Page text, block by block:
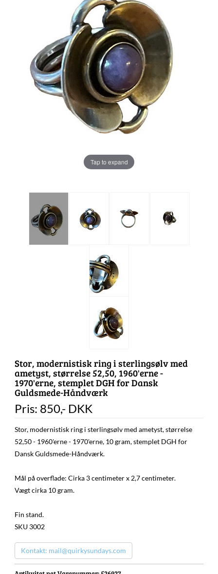
Tap to expand
Stor, modernistisk ring i sterlingsølv med
ametyst, størrelse 52,50, 1960'erne -
1970'erne, stemplet DGH for Dansk
Guldsmede-Håndværk
Pris: 850,- DKK
Stor, modernistisk ring i sterlingsølv med ametyst, størrelse
52,50 - 1960'erne - 1970'erne, 10 gram, stemplet DGH for
Dansk Guldsmede-Håndværk.
Mål på overflade: Cirka 3 centimeter x 2,7 centimeter.
Vægt cirka 10 gram.
Fin stand.
SKU 3002
Kontakt: mail@quirkysundays.com